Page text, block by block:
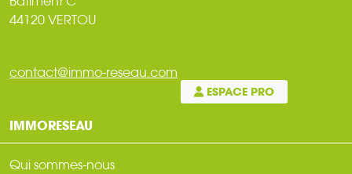
44120 VERTOU
contact@immo-reseau.com
ESPACE PRO
IMMORESEAU
Qui sommes-nous